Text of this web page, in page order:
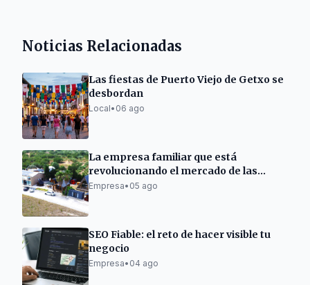
Noticias Relacionadas
Las fiestas de Puerto Viejo de Getxo se
desbordan
Local• 06 ago
La empresa familiar que está
revolucionando el mercado de las
casas de madera.
Empresa• 05 ago
SEO Fiable: el reto de hacer visible tu
negocio
Empresa• 04 ago